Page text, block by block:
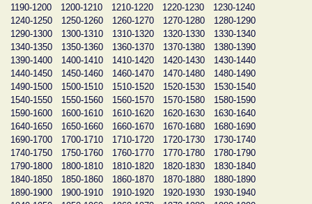
1190-1200
1200-1210 1210-1220 1220-1230
1230-1240
1240-1250
1250-1260 1260-1270 1270-1280
1280-1290
1290-1300
1300-1310 1310-1320 1320-1330
1330-1340
1340-1350
1350-1360 1360-1370 1370-1380
1380-1390
1390-1400
1400-1410 1410-1420 1420-1430
1430-1440
1440-1450
1450-1460 1460-1470 1470-1480
1480-1490
1490-1500
1500-1510 1510-1520 1520-1530
1530-1540
1540-1550
1550-1560 1560-1570 1570-1580
1580-1590
1590-1600
1600-1610 1610-1620 1620-1630
1630-1640
1640-1650
1650-1660 1660-1670 1670-1680
1680-1690
1690-1700
1700-1710 1710-1720 1720-1730
1730-1740
1740-1750
1750-1760 1760-1770 1770-1780
1780-1790
1790-1800
1800-1810 1810-1820 1820-1830
1830-1840
1840-1850
1850-1860 1860-1870 1870-1880
1880-1890
1890-1900
1900-1910 1910-1920 1920-1930
1930-1940